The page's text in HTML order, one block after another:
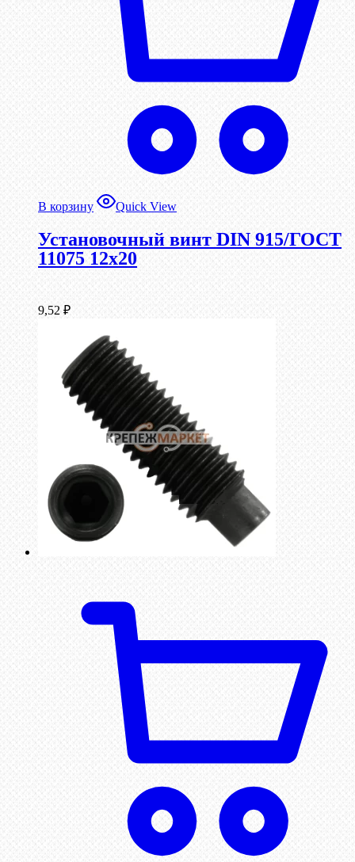
В корзину Quick View
Установочный винт DIN 915/ГОСТ
11075 12х20
9,52 ₽